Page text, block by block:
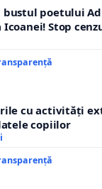
poetului
Icoanei! Stop
cu activități
copiilor